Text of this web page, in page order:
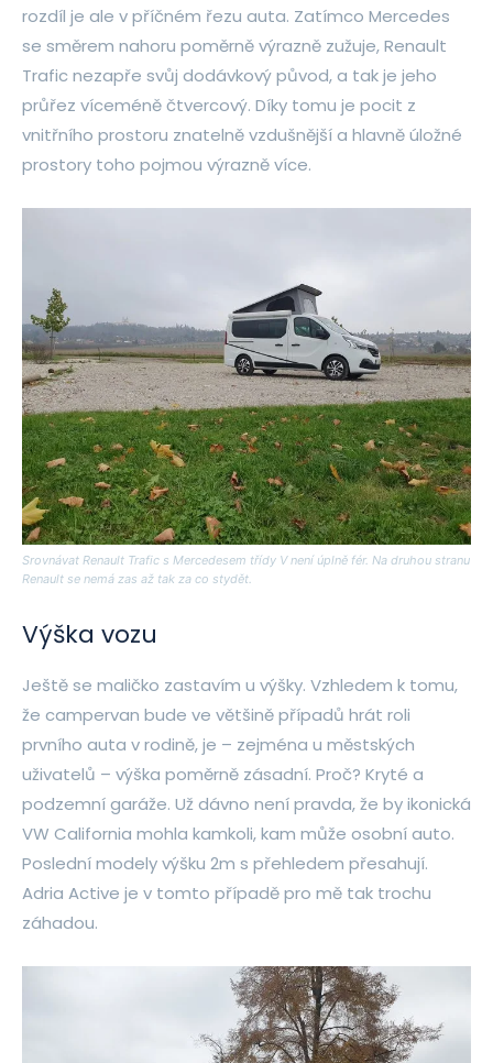
rozdíl je ale v příčném řezu auta. Zatímco Mercedes
se směrem nahoru poměrně výrazně zužuje, Renault
Trafic nezapře svůj dodávkový původ, a tak je jeho
průřez víceméně čtvercový. Díky tomu je pocit z
vnitřního prostoru znatelně vzdušnější a hlavně úložné
prostory toho pojmou výrazně více.
Srovnávat Renault Trafic s Mercedesem třídy V není úplně fér. Na druhou stranu
Renault se nemá zas až tak za co stydět.
Výška vozu
Ještě se maličko zastavím u výšky. Vzhledem k tomu,
že campervan bude ve většině případů hrát roli
prvního auta v rodině, je – zejména u městských
uživatelů – výška poměrně zásadní. Proč? Kryté a
podzemní garáže. Už dávno není pravda, že by ikonická
VW California mohla kamkoli, kam může osobní auto.
Poslední modely výšku 2m s přehledem přesahují.
Adria Active je v tomto případě pro mě tak trochu
záhadou.